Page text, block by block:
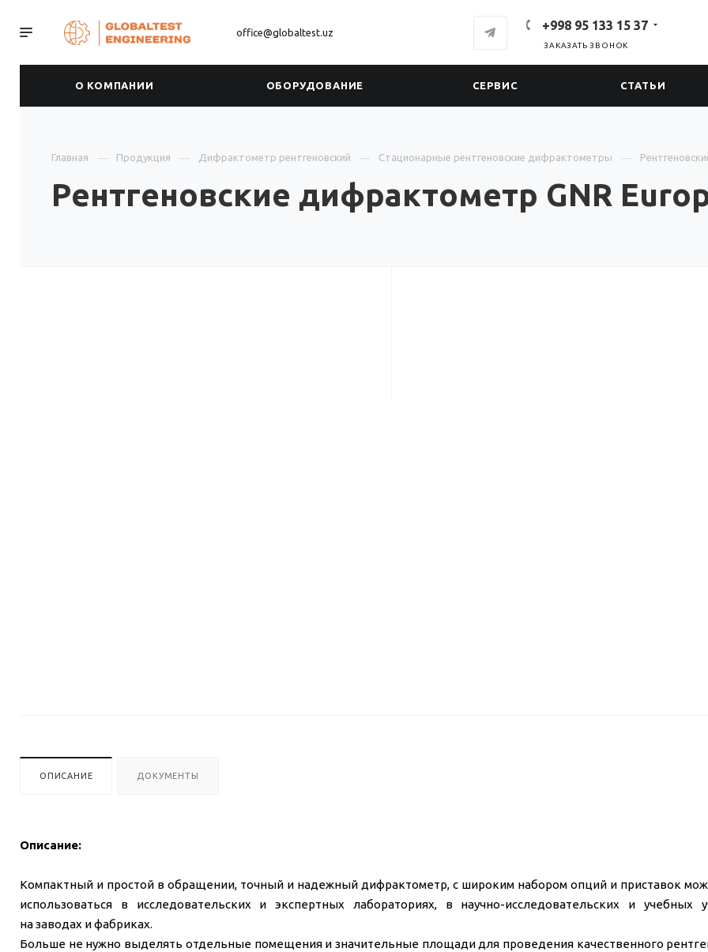
office@globaltest.uz +998 95 133 15 37
ЗАКАЗАТЬ ЗВОНОК
О КОМПАНИИ ОБОРУДОВАНИЕ СЕРВИС СТАТЬИ
Главная Продукция Дифрактометр рентгеновский Стационарные рентгеновские дифрактометры
Рентгеновские дифрактометр GNR
ОПИСАНИЕ ДОКУМЕНТЫ
Описание:
Компактный и простой в обращении, точный и надежный дифрактометр, с широким набором опций и приставок
использоваться в исследовательских и экспертных лабораториях, в научно-исследовательских и учебных
на заводах и фабриках.
Больше не нужно выделять отдельные помещения и значительные площади для проведения качественного